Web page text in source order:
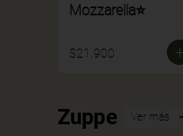
Mozzarella⭐
$21.900
Zuppe Ver más